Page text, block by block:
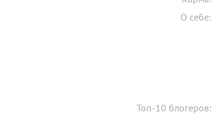
О себе:
Топ-10 блогеров: